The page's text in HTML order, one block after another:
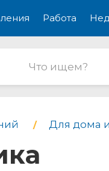
Работа
Для дома